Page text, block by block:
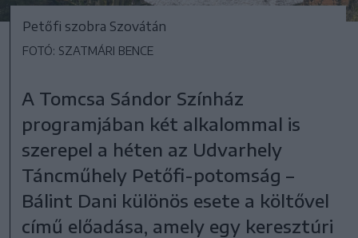
Petőfi szobra Szovátán
FOTÓ: SZATMÁRI BENCE
A Tomcsa Sándor Színház
programjában két alkalommal is
szerepel a héten az Udvarhely
Táncműhely Petőfi-potomság –
Bálint Dani különös esete a költővel
című előadása, amely egy keresztúri